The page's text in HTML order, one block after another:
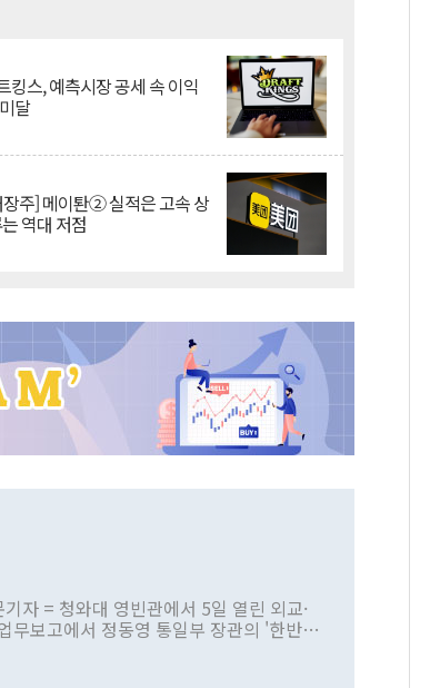
킹스, 예측시장 공세 속 이익
달
장주] 메이퇀② 실적은 고속 상
역대 저점
자 = 청와대 영빈관에서 5일 열린 외교·
무보고에서 정동영 통일부 장관의 '한반도
않은 사안을 정책으로 추진하겠다고 공